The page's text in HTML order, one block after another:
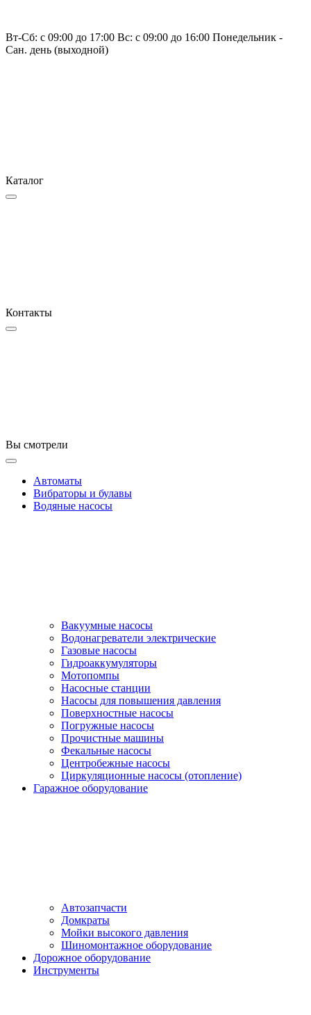
Вт-Сб: с 09:00 до 17:00 Вс: с 09:00 до 16:00 Понедельник -
Сан. день (выходной)
Каталог
Контакты
Вы смотрели
Автоматы
Вибраторы и булавы
Водяные насосы
Вакуумные насосы
Водонагреватели электрические
Газовые насосы
Гидроаккумуляторы
Мотопомпы
Насосные станции
Насосы для повышения давления
Поверхностные насосы
Погружные насосы
Прочистные машины
Фекальные насосы
Центробежные насосы
Циркуляционные насосы (отопление)
Гаражное оборудование
Автозапчасти
Домкраты
Мойки высокого давления
Шиномонтажное оборудование
Дорожное оборудование
Инструменты